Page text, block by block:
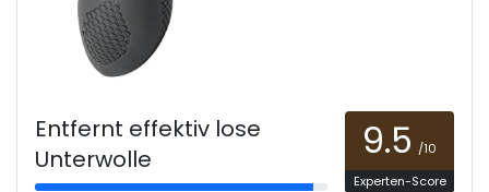
Entfernt effektiv lose
Unterwolle
9.5 /10
Experten-Score